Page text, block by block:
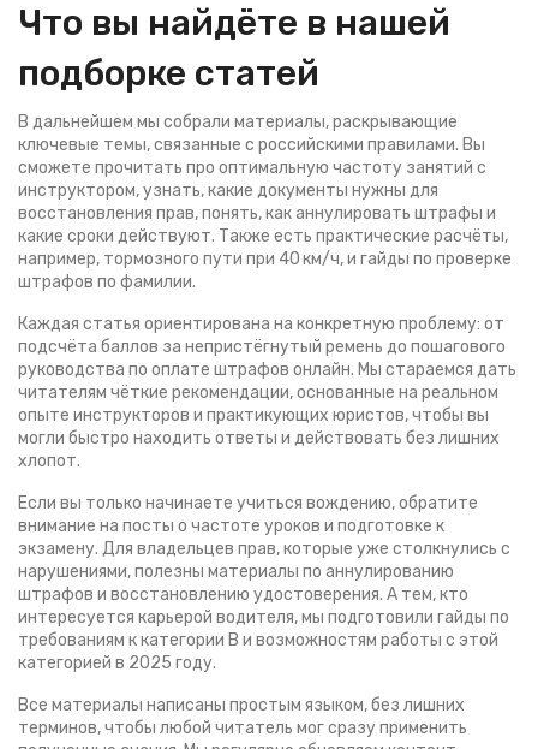
Что вы найдёте в нашей
подборке статей
В дальнейшем мы собрали материалы, раскрывающие
ключевые темы, связанные с российскими правилами. Вы
сможете прочитать про оптимальную частоту занятий с
инструктором, узнать, какие документы нужны для
восстановления прав, понять, как аннулировать штрафы и
какие сроки действуют. Также есть практические расчёты,
например, тормозного пути при 40 км/ч, и гайды по проверке
штрафов по фамилии.
Каждая статья ориентирована на конкретную проблему: от
подсчёта баллов за непристёгнутый ремень до пошагового
руководства по оплате штрафов онлайн. Мы стараемся дать
читателям чёткие рекомендации, основанные на реальном
опыте инструкторов и практикующих юристов, чтобы вы
могли быстро находить ответы и действовать без лишних
хлопот.
Если вы только начинаете учиться вождению, обратите
внимание на посты о частоте уроков и подготовке к
экзамену. Для владельцев прав, которые уже столкнулись с
нарушениями, полезны материалы по аннулированию
штрафов и восстановлению удостоверения. А тем, кто
интересуется карьерой водителя, мы подготовили гайды по
требованиям к категории B и возможностям работы с этой
категорией в 2025 году.
Все материалы написаны простым языком, без лишних
терминов, чтобы любой читатель мог сразу применить